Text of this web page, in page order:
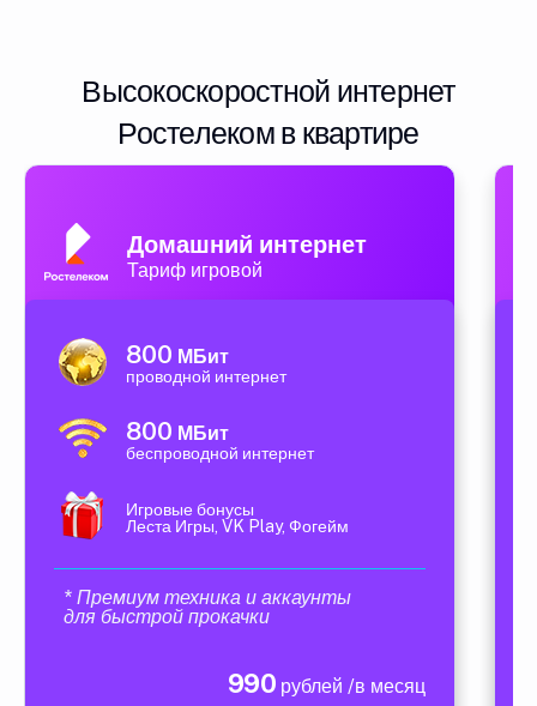
Высокоскоростной интернет
Ростелеком в квартире
Домашний интернет
Тариф игровой
800 МБит
проводной интернет
800 МБит
беспроводной интернет
Игровые бонусы
Леста Игры, VK Play, Фогейм
* Премиум техника и аккаунты
для быстрой прокачки
990 рублей /в месяц